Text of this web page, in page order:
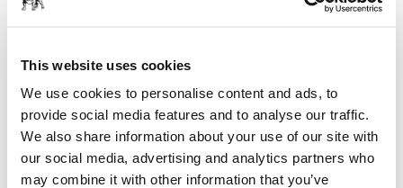
This website uses cookies
We use cookies to personalise content and ads, to
provide social media features and to analyse our traffic.
We also share information about your use of our site with
our social media, advertising and analytics partners who
may combine it with other information that you’ve